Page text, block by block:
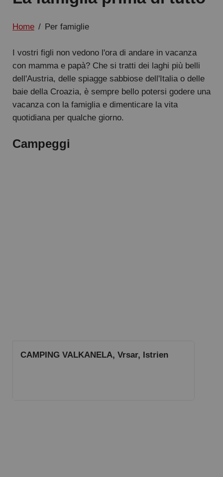
Home / Per famiglie
I vostri figli non vedono l'ora di andare in vacanza
con mamma e papà? Che si tratti dei laghi più belli
dell'Austria, delle spiagge sabbiose dell'Italia o delle
baie della Croazia, è sempre bello potersi godere una
vacanza con la famiglia e dimenticare la vita
quotidiana per qualche giorno.
Campeggi
CAMPING VALKANELA, Vrsar, Istrien